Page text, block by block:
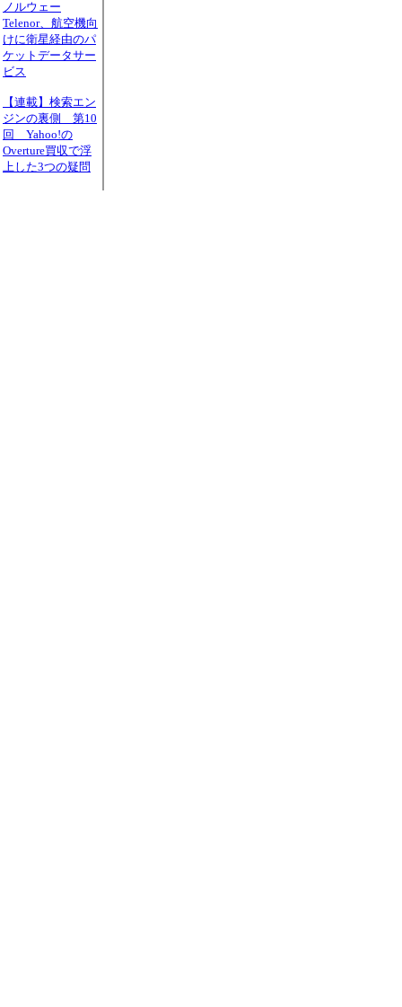
ノルウェー
Telenor、航空機向
けに衛星経由のパ
ケットデータサー
ビス
【連載】検索エン
ジンの裏側 第10
回 Yahoo!の
Overture買収で浮
上した3つの疑問